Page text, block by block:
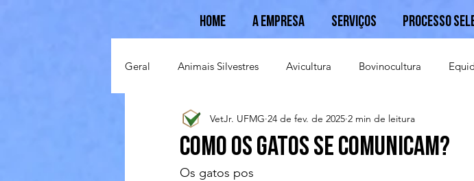
Home A Empresa Serviços Processo
Geral Animais Silvestres Avicultura Bovinocultura
Suinocultura Ovinocultura Caprinocultura
Como os gatos se Comunicam?
VetJr. UFMG 24 de fev. de 2025 2 min de leitura
Os gatos pos